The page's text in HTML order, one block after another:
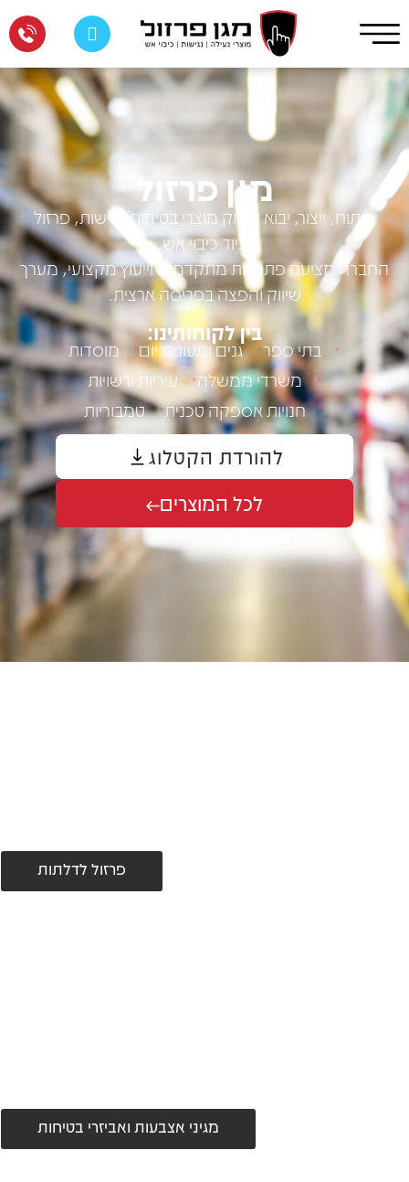
מגן פרזול
פיתוח, ייצור, יבוא ושיווק מוצרי בטיחות ונגישות, פרזול
וציוד כיבוי אש.
החברה מציעה פתרונות מתקדמים וייעוץ מקצועי, מערך
שיווק והפצה בפריסה ארצית.
בין לקוחותינו:
בתי ספר גנים ומעונות יום
מוסדות
משרדי ממשלה
עיריות ורשויות
חנויות אספקה טכנית
טמבוריות
להורדת הקטלוג
לכל המוצרים
פרזול לדלתות
מגיני אצבעות ואביזרי בטיחות